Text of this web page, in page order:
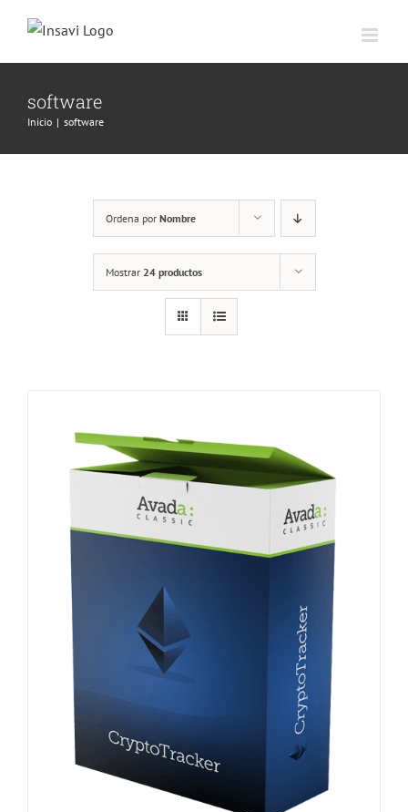
contenido
software
Inicio | software
Ordena por Nombre
Mostrar 24 productos